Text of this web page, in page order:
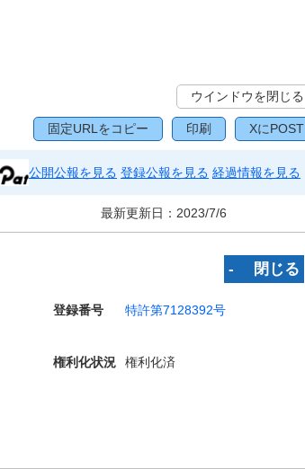
ウインドウを閉じる
固定URLをコピー 印刷 XにPOST
公開公報を見る 登録公報を見る 経過情報を見る
最新更新日： 2023/7/6
‐ 閉じる
登録番号
特許第7128392号
権利化状況
権利化済